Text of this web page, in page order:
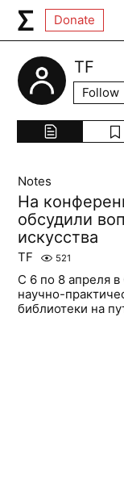
Donate
TF
Follow
Notes
На
обсудили
искусства
TF 521
С 6 по 8 апреля
научно-
библиотеки на